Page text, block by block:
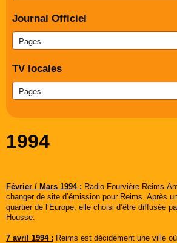
Journal Officiel
TV locales
1994
Février / Mars 1994 : Radio Fourvière Reims-
changer de site d’émission pour Reims. Après
quartier de l’Europe, elle choisi d’être diffusée
Housse.
7 avril 1994 : Reims est décidément une ville